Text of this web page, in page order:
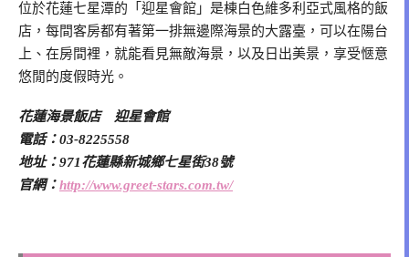
位於花蓮七星潭的「迎星會館」是棟白色維多利亞式風格的飯
店，每間客房都有著第一排無邊際海景的大露臺，可以在陽台
上、在房間裡，就能看見無敵海景，以及日出美景，享受愜意
悠閒的度假時光。
花蓮海景飯店 迎星會館
電話：03-8225558
地址：971花蓮縣新城鄉七星街38號
官網：http://www.greet-stars.com.tw/